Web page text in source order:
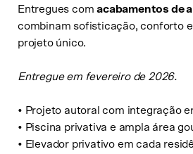
Entregues comacabamentos de
combinam sofisticação, conforto
projeto único.
Entregue em fevereiro de 2026.
• Projeto autoral com integração
• Piscina privativa e ampla área
• Elevador privativo em cada